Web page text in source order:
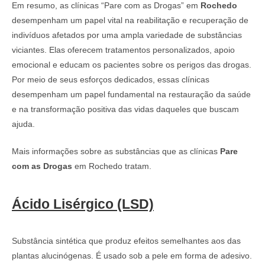
Em resumo, as clínicas “Pare com as Drogas” em Rochedo
desempenham um papel vital na reabilitação e recuperação de
indivíduos afetados por uma ampla variedade de substâncias
viciantes. Elas oferecem tratamentos personalizados, apoio
emocional e educam os pacientes sobre os perigos das drogas.
Por meio de seus esforços dedicados, essas clínicas
desempenham um papel fundamental na restauração da saúde
e na transformação positiva das vidas daqueles que buscam
ajuda.
Mais informações sobre as substâncias que as clínicas Pare
com as Drogas em Rochedo tratam.
Ácido Lisérgico (LSD)
Substância sintética que produz efeitos semelhantes aos das
plantas alucinógenas. É usado sob a pele em forma de adesivo.